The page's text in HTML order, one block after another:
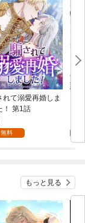
れて溺愛再婚しま
！ 第1話
無料
もっと見る